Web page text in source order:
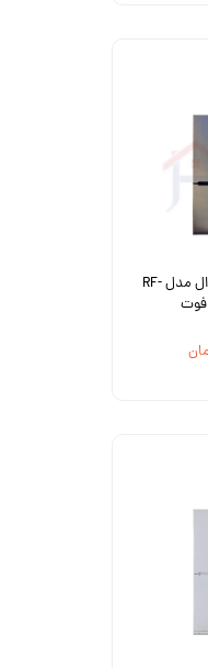
یخچال فریزر جنرال مدل RF-
M22 ظرفیت ۲۷ فوت